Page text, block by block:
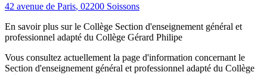
42 avenue de Paris, 02200 Soissons
En savoir plus sur le Collège Section d'enseignement général et
professionnel adapté du Collège Gérard Philipe
Vous consultez actuellement la page d'information concernant le
Section d'enseignement général et professionnel adapté du Collège